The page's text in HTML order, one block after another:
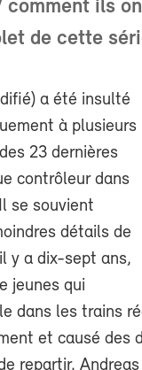
comment ils
de cette
a été insulté
à plusieurs
23 dernières
contrôleur dans
se souvient
détails de
y a dix-sept ans,
jeunes qui
dans les trains
et causé des
repartir.